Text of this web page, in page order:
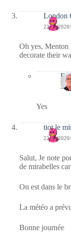
London
22/09/
Oh yes, Menton
decorate their
22/
Yes
tiot le
22/09/
Salut, Je note
de mirabelles
On est dans le
La météo a
Bonne journée